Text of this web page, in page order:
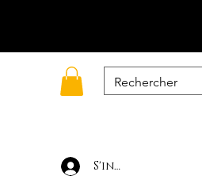
S'inscrire / Se